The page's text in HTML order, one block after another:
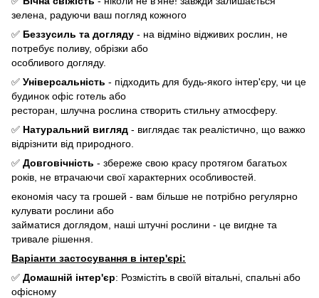
зелена, радуючи ваш погляд кожного
✅ Беззусиль та догляду - на відміно відживих рослин, не
потребує поливу, обрізки або
особливого догляду.
✅ Універсальність - підходить для будь-якого інтер'єру, чи це
будинок офіс готель або
ресторан, шлучна рослина створить стильну атмосферу.
✅ Натуральний вигляд - виглядає так реалістично, що важко
відрізнити від природного.
✅ Довговічність - збереже свою красу протягом багатьох
років, не втрачаючи свої характерних особливостей.
економія часу та грошей - вам більше не потрібно регулярно
кулувати рослини або
займатися доглядом, наші штучні рослини - це вигдне та
тривале рішення.
Варіанти застосування в інтер'єрі:
✅ Домашній інтер'єр: Розмістіть в своїй вітальні, спальні або
офісному